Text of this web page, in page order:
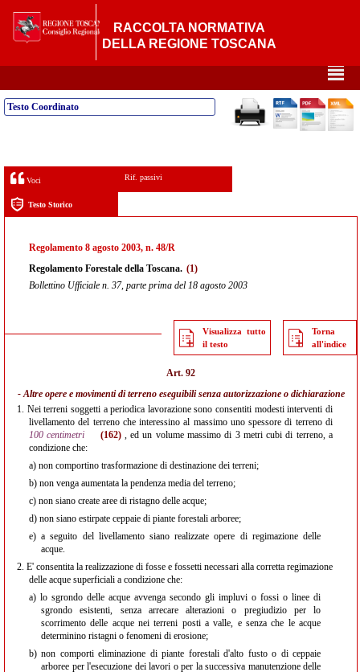
RACCOLTA NORMATIVA
DELLA REGIONE TOSCANA
²
Testo Coordinato
Voci Rif. passivi
Testo Storico
Regolamento 8 agosto 2003, n. 48/R
Regolamento Forestale della Toscana. (1)
Bollettino Ufficiale n. 37, parte prima del 18 agosto 2003
Visualizza tutto
il testo
Torna
all'indice
Art. 92
- Altre opere e movimenti di terreno eseguibili senza autorizzazione o dichiarazione
1. Nei terreni soggetti a periodica lavorazione sono consentiti modesti interventi di
livellamento del terreno che interessino al massimo uno spessore di terreno di
100 centimetri
(162), ed un volume massimo di 3 metri cubi di terreno, a
condizione che:
a) non comportino trasformazione di destinazione dei terreni;
b) non venga aumentata la pendenza media del terreno;
c) non siano create aree di ristagno delle acque;
d) non siano estirpate ceppaie di piante forestali arboree;
e) a seguito del livellamento siano realizzate opere di regimazione delle
acque.
2. E' consentita la realizzazione di fosse e fossetti necessari alla corretta regimazione
delle acque superficiali a condizione che:
a) lo sgrondo delle acque avvenga secondo gli impluvi o fossi o linee di
sgrondo esistenti, senza arrecare alterazioni o pregiudizio per lo
scorrimento delle acque nei terreni posti a valle, e senza che le acque
determinino ristagni o fenomeni di erosione;
b) non comporti eliminazione di piante forestali d'alto fusto o di ceppaie
arboree per l'esecuzione dei lavori o per la successiva manutenzione delle